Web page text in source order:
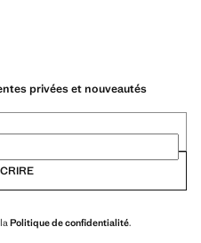
privées et nouveautés
Politique de confidentialité.